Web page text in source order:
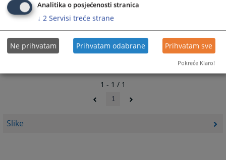
Slike
shortcuts
for
changing
dates.
shortcuts
for
changing
dates.
1 - 1 / 1
1
Analitika o posjećenosti stranica
↓ 2 Servisi treće strane
Ne prihvatam Prihvatam odabrane Prihvatam sve
Pokreće Klaro!